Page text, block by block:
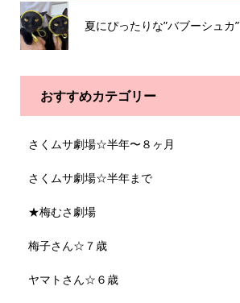
夏にぴったりな”バブーシュカ”
おすすめカテゴリー
さくムサ劇場☆半年〜８ヶ月
さくムサ劇場☆半年まで
★梅むさ劇場
梅子さん☆７歳
ヤマトさん☆６歳